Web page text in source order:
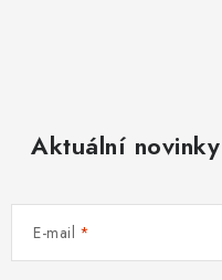
Aktuální
E-mail